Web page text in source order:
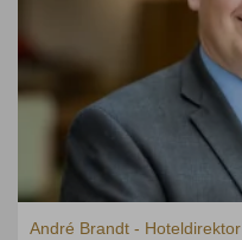
André Brandt - Hoteldirektor